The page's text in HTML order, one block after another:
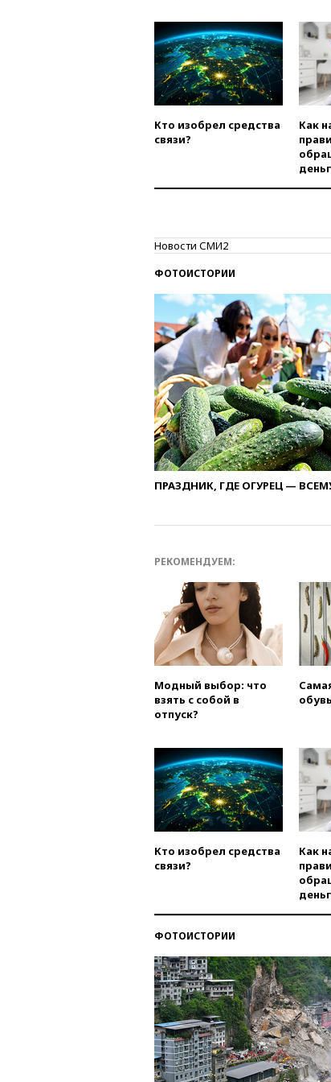
Кто изобрел средства
связи?
Как
Новости СМИ2
ФОТОИСТОРИИ
ПРАЗДНИК, ГДЕ ОГУРЕЦ —
РЕКОМЕНДУЕМ:
Модный выбор: что
взять с собой в
отпуск?
Кто изобрел средства
связи?
Как
ФОТОИСТОРИИ